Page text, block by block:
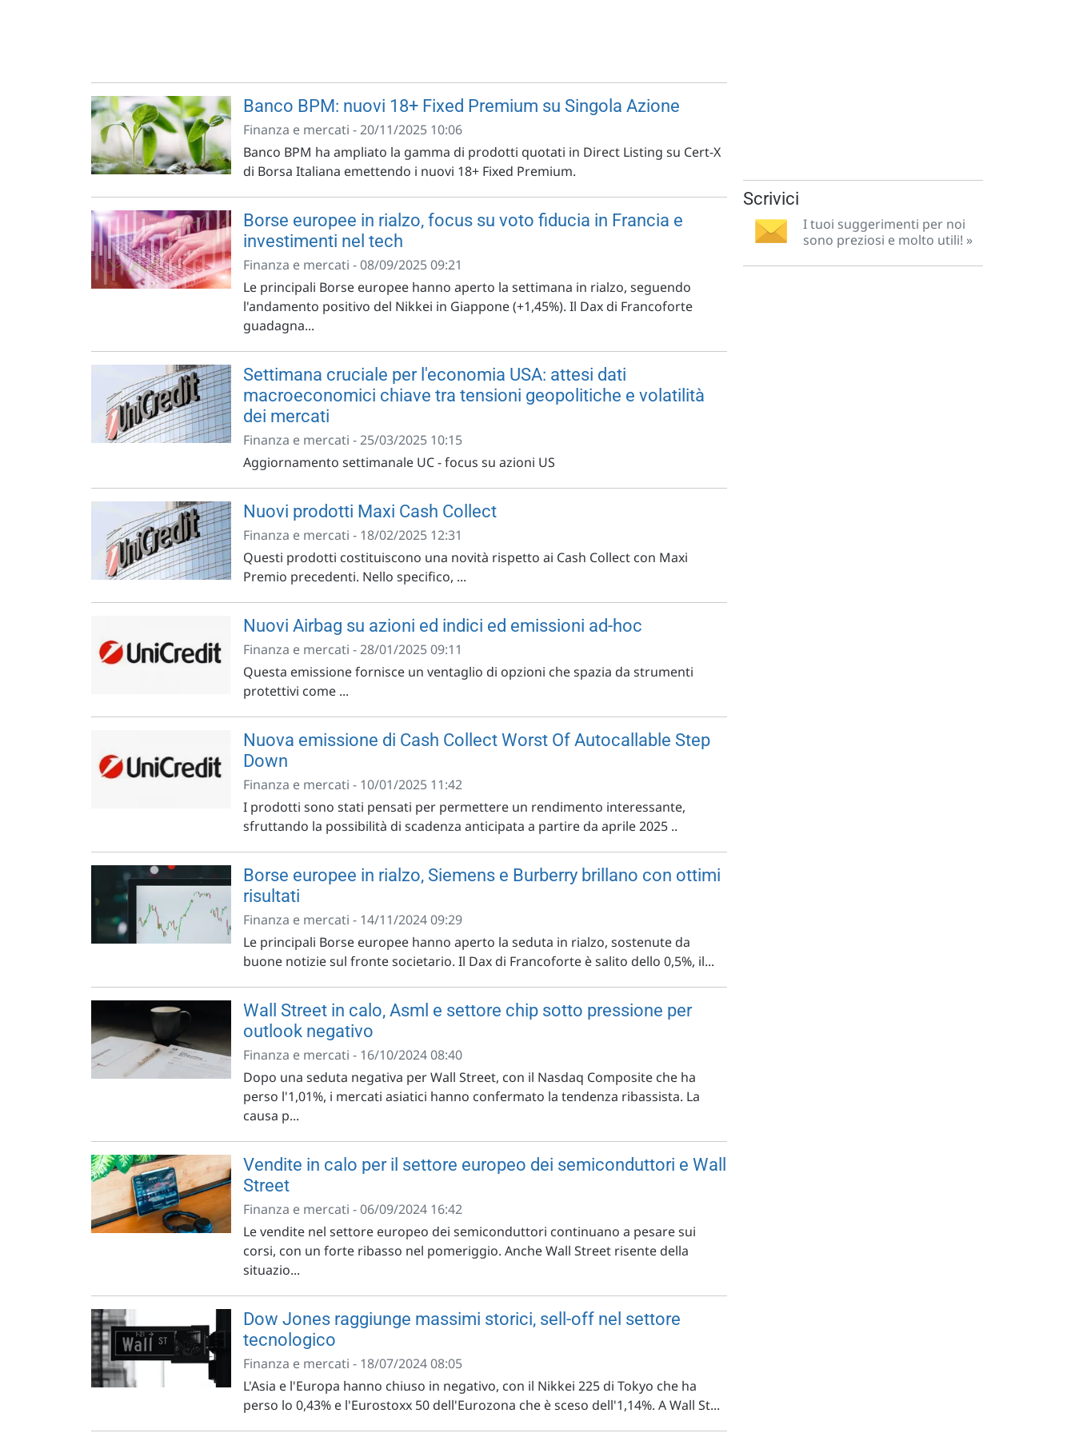
Banco BPM: nuovi 18+ Fixed Premium su Singola Azione
Finanza e mercati - 20/11/2025 10:06
Banco BPM ha ampliato la gamma di prodotti quotati in Direct Listing su Cert-X
di Borsa Italiana emettendo i nuovi 18+ Fixed Premium.
Borse europee in rialzo, focus su voto fiducia in Francia e
investimenti nel tech
Finanza e mercati - 08/09/2025 09:21
Le principali Borse europee hanno aperto la settimana in rialzo, seguendo
l'andamento positivo del Nikkei in Giappone (+1,45%). Il Dax di Francoforte
guadagna...
Settimana cruciale per l'economia USA: attesi dati
macroeconomici chiave tra tensioni geopolitiche e volatilità
dei mercati
Finanza e mercati - 25/03/2025 10:15
Aggiornamento settimanale UC - focus su azioni US
Nuovi prodotti Maxi Cash Collect
Finanza e mercati - 18/02/2025 12:31
Questi prodotti costituiscono una novità rispetto ai Cash Collect con Maxi
Premio precedenti. Nello specifico, ...
Nuovi Airbag su azioni ed indici ed emissioni ad-hoc
Finanza e mercati - 28/01/2025 09:11
Questa emissione fornisce un ventaglio di opzioni che spazia da strumenti
protettivi come ...
Nuova emissione di Cash Collect Worst Of Autocallable Step
Down
Finanza e mercati - 10/01/2025 11:42
I prodotti sono stati pensati per permettere un rendimento interessante,
sfruttando la possibilità di scadenza anticipata a partire da aprile 2025 ..
Borse europee in rialzo, Siemens e Burberry brillano con ottimi
risultati
Finanza e mercati - 14/11/2024 09:29
Le principali Borse europee hanno aperto la seduta in rialzo, sostenute da
buone notizie sul fronte societario. Il Dax di Francoforte è salito dello 0,5%, il...
Wall Street in calo, Asml e settore chip sotto pressione per
outlook negativo
Finanza e mercati - 16/10/2024 08:40
Dopo una seduta negativa per Wall Street, con il Nasdaq Composite che ha
perso l'1,01%, i mercati asiatici hanno confermato la tendenza ribassista. La
causa p...
Vendite in calo per il settore europeo dei semiconduttori e Wall
Street
Finanza e mercati - 06/09/2024 16:42
Le vendite nel settore europeo dei semiconduttori continuano a pesare sui
corsi, con un forte ribasso nel pomeriggio. Anche Wall Street risente della
situazio...
Dow Jones raggiunge massimi storici, sell-off nel settore
tecnologico
Finanza e mercati - 18/07/2024 08:05
L'Asia e l'Europa hanno chiuso in negativo, con il Nikkei 225 di Tokyo che ha
perso lo 0,43% e l'Eurostoxx 50 dell'Eurozona che è sceso dell'1,14%. A Wall St...
Scrivici
I tuoi suggerimenti per noi
sono preziosi e molto utili! »